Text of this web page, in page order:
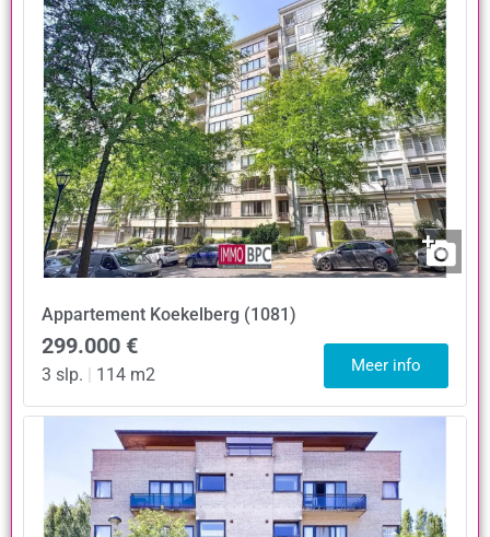
Appartement Koekelberg (1081)
299.000 €
3 slp. | 114 m2 Meer info